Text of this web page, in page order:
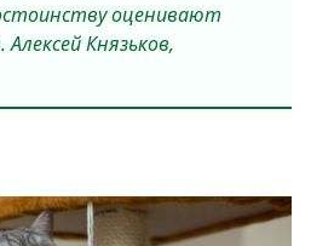
оценивают
Князьков,